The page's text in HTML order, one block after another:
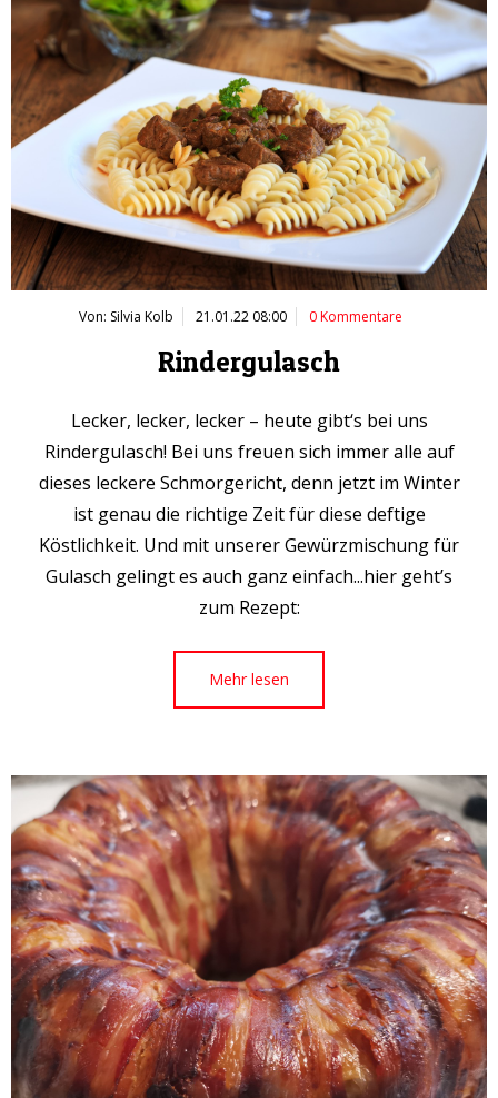
Von: Silvia Kolb 21.01.22 08:00 0 Kommentare
Rindergulasch
Lecker, lecker, lecker – heute gibt‘s bei uns
Rindergulasch! Bei uns freuen sich immer alle auf
dieses leckere Schmorgericht, denn jetzt im Winter
ist genau die richtige Zeit für diese deftige
Köstlichkeit. Und mit unserer Gewürzmischung für
Gulasch gelingt es auch ganz einfach...hier geht’s
zum Rezept:
Mehr lesen